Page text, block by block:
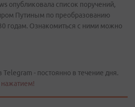
опубликовала список поручений,
Путиным по преобразованию
годам. Ознакомиться с ними можно
- постоянно в течение дня.